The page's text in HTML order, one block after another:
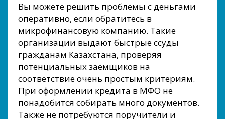
Вы можете решить проблемы с деньгами
оперативно, если обратитесь в
микрофинансовую компанию. Такие
организации выдают быстрые ссуды
гражданам Казахстана, проверяя
потенциальных заемщиков на
соответствие очень простым критериям.
При оформлении кредита в МФО не
понадобится собирать много документов.
Также не потребуются поручители и